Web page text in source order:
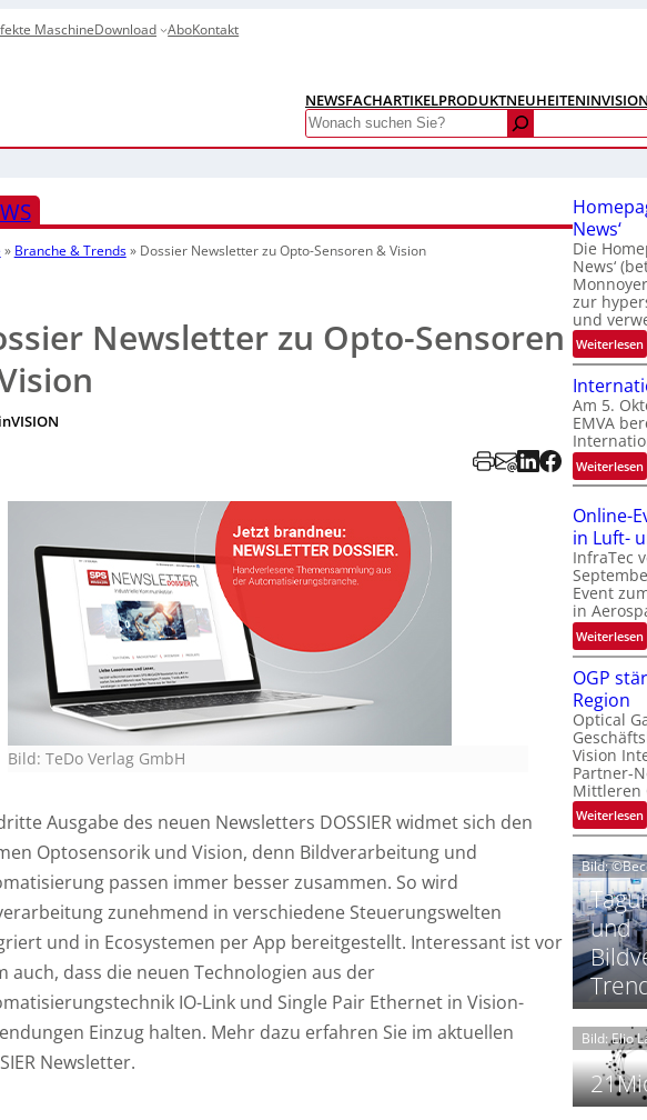
MaschineDownload AboKontakt
NEWSFACHARTIKELPRODUKTNEUHEITEN
Search
» Branche & Trends» Dossier Newsletter zu Opto-Sensoren & Vision
Newsletter zu Opto-Sensoren
inVISION
Bild: TeDo Verlag GmbH
Ausgabe des neuen Newsletters DOSSIER widmet sich den
Optosensorik und Vision, denn Bildverarbeitung und
passen immer besser zusammen. So wird
zunehmend in verschiedene Steuerungswelten
und in Ecosystemen per App bereitgestellt. Interessant ist vor
auch, dass die neuen Technologien aus der
IO-Link und Single Pair Ethernet in Vision-
Einzug halten. Mehr dazu erfahren Sie im aktuellen
Newsletter.
News‘
Die
News‘
zur
und
Weiterlesen:
a
‚
y
r
s
c
t
r
l
N
s
‘
Am 5.
EMVA
Weiterlesen:
I
t
r
t
i
l
i
s
i
i
t
Online-
in Luft-
InfraTec
Event
in
Weiterlesen:
n
i
-
E
v
t
z
r
r
OGP
Region
Optical
Vision
Partner-
Mittleren
Weiterlesen:
s
t
r
r
s
Bild:
und
Bild: Elio